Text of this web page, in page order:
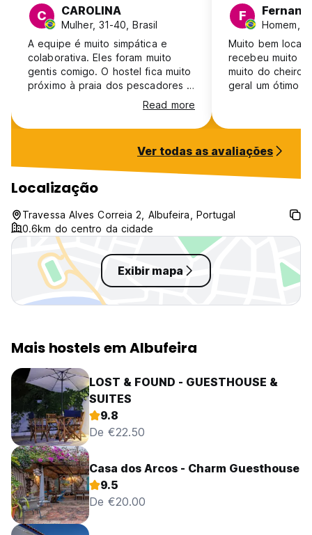
C CAROLINA
Mulher, 31-40, Brasil
A equipe é muito simpática e
colaborativa. Eles foram muito
gentis comigo. O hostel fica muito
próximo à praia dos pescadores e
no centro da cidade velha, ao
meu ver, uma ótima localização.
Read more
F
Homem,
Muito bem
recebeu muito
muito do cheiro
geral um ótimo
Ver todas as avaliações
Localização
Travessa Alves Correia 2, Albufeira, Portugal
0.6km do centro da cidade
Exibir mapa
Mais hostels em Albufeira
LOST & FOUND - GUESTHOUSE &
SUITES
9.8
De €22.50
Casa dos Arcos - Charm Guesthouse
9.5
De €20.00